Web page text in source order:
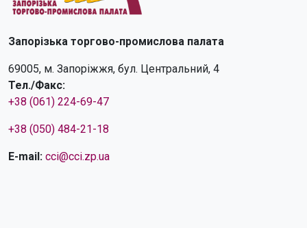
Запорізька торгово-промислова палата
69005, м. Запоріжжя, бул. Центральний, 4
Тел./Факс:
+38 (061) 224-69-47
+38 (050) 484-21-18
E-mail: cci@cci.zp.ua